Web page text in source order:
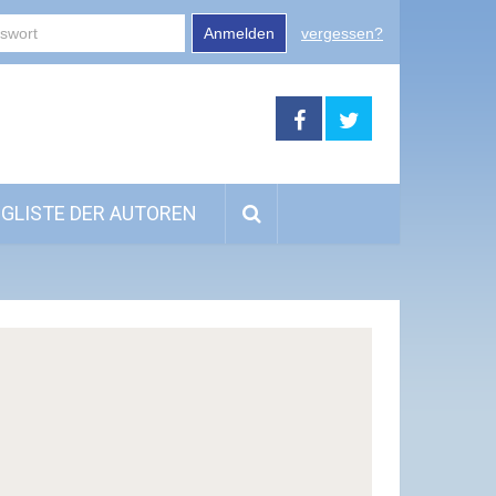
Anmelden vergessen?
DER AUTOREN